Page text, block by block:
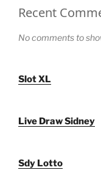
Recent
No comments to
Slot XL
Live Draw Sidney
Sdy Lotto